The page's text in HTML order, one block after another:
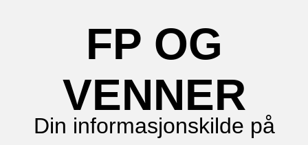
FP OG
VENNER
Din informasjonskilde på